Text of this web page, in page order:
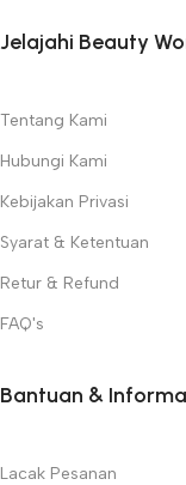
Jelajahi Beauty
Tentang Kami
Hubungi Kami
Kebijakan Privasi
Syarat & Ketentuan
Retur & Refund
FAQ's
Bantuan &
Lacak Pesanan